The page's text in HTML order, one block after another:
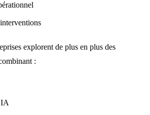
explorent de plus en plus des
: